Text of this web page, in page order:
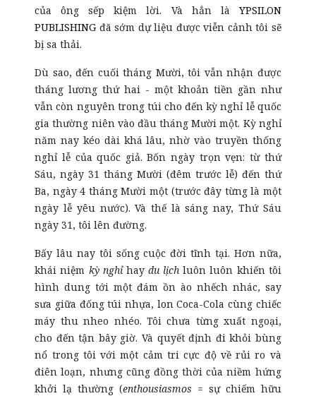
của ông sếp kiệm lời. Và hẳn là YPSILON
PUBLISHING đã sớm dự liệu được viễn cảnh tôi sẽ
bị sa thải.
Dù sao, đến cuối tháng Mười, tôi vẫn nhận được
tháng lương thứ hai - một khoản tiền gần như
vẫn còn nguyên trong túi cho đến kỳ nghỉ lễ quốc
gia thường niên vào đầu tháng Mườimột. Kỳ nghỉ
năm nay kéo dài khá lâu, nhờ vào truyền thống
nghỉ lễ của quốc giả. Bốn ngày trọn vẹn: từ thứ
Sáu, ngày 31 tháng Mười (đêm trước lễ) đến thứ
Ba, ngày 4 tháng Mười một (trước đây từng là một
ngày lễ yêu nước). Và thế là sáng nay, Thứ Sáu
ngày 31, tôi lên đường.
Bấy lâu nay tôi sống cuộc đời tĩnh tại. Hơn nữa,
khái niệm kỳ nghỉhay du lịch luôn luôn khiến tôi
hình dung tới một đám ồn ào nhếch nhác, say
sưa giữa đống túi nhựa, lon Coca-Cola cùng chiếc
máy thu nheo nhéo. Tôi chưa từng xuất ngoại,
cho đến tận bây giờ. Và quyết định đi khỏi bùng
nổ trong tôi với một cảm tri cực độ vềrủi ro và
điên loạn, nhưng cũng đồng thời của niềm hứng
khởi lạ thường (enthousiasmos = sự chiếm hữu